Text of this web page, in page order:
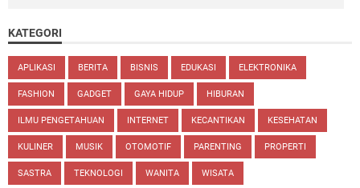
KATEGORI
APLIKASI BERITA BISNIS EDUKASI ELEKTRONIKA
FASHION GADGET GAYA HIDUP HIBURAN
ILMU PENGETAHUAN INTERNET KECANTIKAN KESEHATAN
KULINER MUSIK OTOMOTIF PARENTING PROPERTI
SASTRA TEKNOLOGI WANITA WISATA